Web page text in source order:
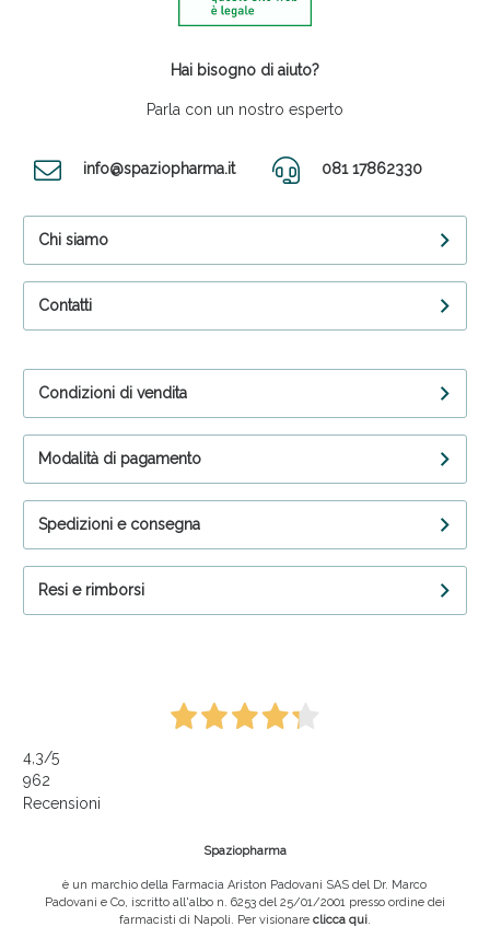
Hai bisogno di aiuto?
Parla con un nostro esperto
info@spaziopharma.it 081 17862330
Chi siamo
Contatti
Condizioni di vendita
Modalità di pagamento
Spedizioni e consegna
Resi e rimborsi
4,3/5
962
Recensioni
Spaziopharma
è un marchio della Farmacia Ariston Padovani SAS del Dr. Marco
Padovani e Co, iscritto all'albo n. 6253 del 25/01/2001 presso ordine dei
farmacisti di Napoli. Per visionare clicca qui.